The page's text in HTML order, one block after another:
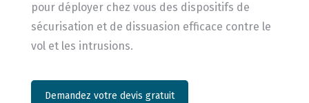
pour déployer chez vous des dispositifs de
sécurisation et de dissuasion efficace contre le
vol et les intrusions.
Demandez votre devis gratuit